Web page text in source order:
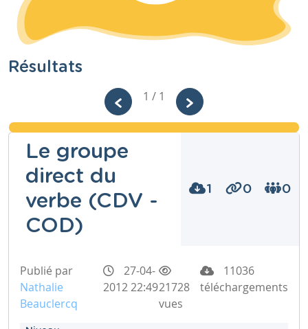
Résultats
1 / 1
Le groupe
direct du
verbe (CDV -
COD)
1 0 0
Publié par
Nathalie
Beauclercq
27-04-
2012 22:4921728
vues
11036
téléchargements